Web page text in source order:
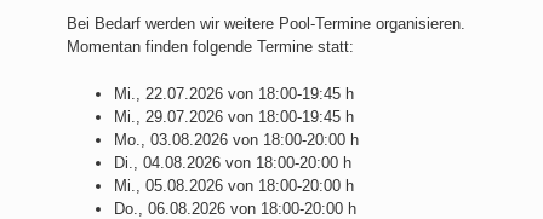
Bei Bedarf werden wir weitere Pool-Termine organisieren.
Momentan finden folgende Termine statt:
Mi., 22.07.2026 von 18:00-19:45 h
Mi., 29.07.2026 von 18:00-19:45 h
Mo., 03.08.2026 von 18:00-20:00 h
Di., 04.08.2026 von 18:00-20:00 h
Mi., 05.08.2026 von 18:00-20:00 h
Do., 06.08.2026 von 18:00-20:00 h